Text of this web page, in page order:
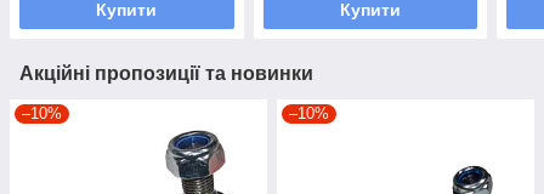
Купити Купити
Акційні пропозиції та новинки
–10% –10%